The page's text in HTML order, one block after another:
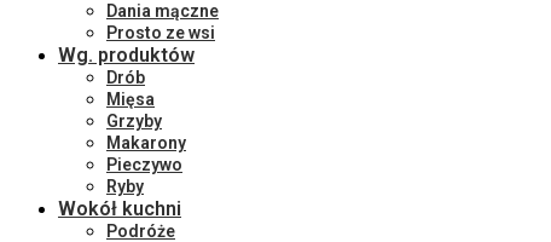
Dania mączne
Prosto ze wsi
Wg. produktów
Drób
Mięsa
Grzyby
Makarony
Pieczywo
Ryby
Wokół kuchni
Podróże